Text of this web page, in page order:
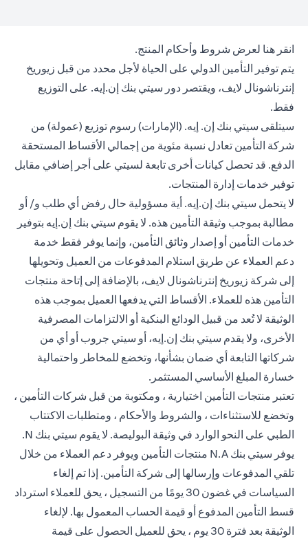
انقر هنا لعرض شروط وأحكام المنتج.
يتم توفير التأمين الدولي على الحياة لأجل محدد من قبل زيوريخ
إنترناشونال لايف، ويقتصر دور سيتي بنك إن.إيه. على التوزيع
فقط.
سيتلقى سيتي بنك إن. إيه. (الإمارات) رسوم توزيع (عمولة) من
شركة التأمين تعادل نسبة مئوية من إجمالي الأقساط المستحقة
الدفع. قد تحصل كيانات أخرى تابعة لسيتي على أجر إضافي مقابل
توفير خدمات إدارة المنتجات.
لا يتحمل سيتي بنك إن.إيه. أية مسؤولية حال رفض أي طلب و/ أو
مطالبة بموجب وثيقة التأمين هذه. لا يقوم سيتي بنك إن.إيه بتوفير
خدمات التأمين أو إصدار وثائق التأمين، وإنما يوفر فقط خدمة
دعم العملاء عن طريق استلام المدفوعات من العميل وتحويلها
إلى شركة زيوريخ إنترناشونال لايف، بالإضافة إلى إتاحة منتجات
التأمين هذه للعملاء. الأقساط التي يدفعها العميل بموجب هذه
الوثيقة لا تُعد من قبيل الودائع البنكية أو الالتزامات المصرفية
الأخرى، ولا يقدم سيتي بنك إن.إيه، أو سيتي جروب أو أي من
شركاتها التابعة أي ضمان بشأنها، وتخضع للمخاطر واحتمالية
خسارة المبلغ الأساسي المستثمر.
تعتبر منتجات التأمين اختيارية ، ومكتوبة من قبل شركات التأمين ،
وتخضع للاستثناءات ، والشروط والأحكام ، ومتطلبات الاكتتاب
الطبي على النحو الوارد في وثيقة البوليصة. لا يقوم سيتي بنك N.
يوفر سيتي بنك N.A منتجات التأمين ويوفر دعم العملاء من خلال
تلقي المدفوعات وإرسالها إلى شركة التأمين. إذا تم إلغاء
السياسات في غضون 30 يومًا من التسجيل ، يحق للعملاء استرداد
قسط التأمين المدفوع أو قيمة الحساب المعمول بها. لإلغاء
الوثيقة بعد فترة 30 يوم ، يحق للعميل الحصول على قيمة